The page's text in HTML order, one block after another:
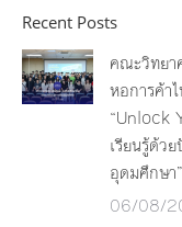
Recent Posts
คณะวิทยา
หอการค้า
“Unlock
เรียนรู้ด้ว
อุดมศึกษา”
06/08/